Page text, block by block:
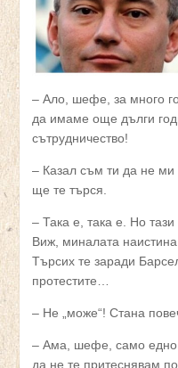
– Ало, шефе, за много
да имаме още дълги
сътрудничество!
– Казал съм ти да не ми
ще те търся.
– Така е, така е. Но
Виж, миналата
Търсих те заради
протестите…
– Не „може“! Стана
– Ама, шефе, само
да не те притеснявам